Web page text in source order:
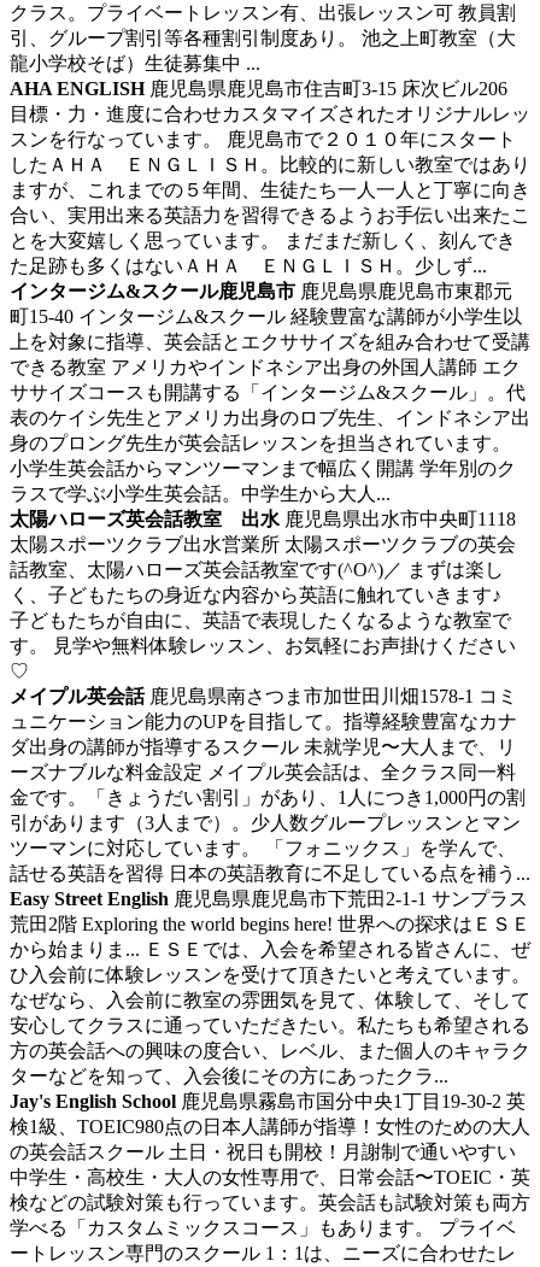
クラス。プライベートレッスン有、出張レッスン可 教員割
引、グループ割引等各種割引制度あり。 池之上町教室（大
龍小学校そば）生徒募集中 ...
AHA ENGLISH鹿児島県鹿児島市住吉町3-15 床次ビル206
目標・力・進度に合わせカスタマイズされたオリジナルレッ
スンを行なっています。
鹿児島市で２０１０年にスタート
したＡＨＡ ＥＮＧＬＩＳＨ。比較的に新しい教室ではあり
ますが、これまでの５年間、生徒たち一人一人と丁寧に向き
合い、実用出来る英語力を習得できるようお手伝い出来たこ
とを大変嬉しく思っています。 まだまだ新しく、刻んでき
た足跡も多くはないＡＨＡ ＥＮＧＬＩＳＨ。少しず...
インタージム&スクール鹿児島市 鹿児島県鹿児島市東郡元
町15-40 インタージム&スクール 経験豊富な講師が小学生以
上を対象に指導、英会話とエクササイズを組み合わせて受講
できる教室 アメリカやインドネシア出身の外国人講師 エク
ササイズコースも開講する「インタージム&スクール」。代
表のケイシ先生とアメリカ出身のロブ先生、インドネシア出
身のプロング先生が英会話レッスンを担当されています。
小学生英会話からマンツーマンまで幅広く開講 学年別のク
ラスで学ぶ小学生英会話。中学生から大人...
太陽ハローズ英会話教室 出水鹿児島県出水市中央町1118
太陽スポーツクラブ出水営業所 太陽スポーツクラブの英会
話教室、太陽ハローズ英会話教室です(^O^)／ まずは楽し
く、子どもたちの身近な内容から英語に触れていきます♪
子どもたちが自由に、英語で表現したくなるような教室で
す。 見学や無料体験レッスン、お気軽にお声掛けください
♡
メイプル英会話鹿児島県南さつま市加世田川畑1578-1 コミ
ュニケーション能力のUPを目指して。指導経験豊富なカナ
ダ出身の講師が指導するスクール 未就学児〜大人まで、リ
ーズナブルな料金設定 メイプル英会話は、全クラス同一料
金です。「きょうだい割引」があり、1人につき1,000円の割
引があります（3人まで）。少人数グループレッスンとマン
ツーマンに対応しています。 「フォニックス」を学んで、
話せる英語を習得 日本の英語教育に不足している点を補う...
Easy Street English 鹿児島県鹿児島市下荒田2-1-1 サンプラス
荒田2階 Exploring the world begins here! 世界への探求はＥＳＥ
から始まりま... ＥＳＥでは、入会を希望される皆さんに、ぜ
ひ入会前に体験レッスンを受けて頂きたいと考えています。
なぜなら、入会前に教室の雰囲気を見て、体験して、そして
安心してクラスに通っていただきたい。私たちも希望される
方の英会話への興味の度合い、レベル、また個人のキャラク
ターなどを知って、入会後にその方にあったクラ...
Jay's English School 鹿児島県霧島市国分中央1丁目19-30-2 英
検1級、TOEIC980点の日本人講師が指導！女性のための大人
の英会話スクール 土日・祝日も開校！月謝制で通いやすい
中学生・高校生・大人の女性専用で、日常会話〜TOEIC・英
検などの試験対策も行っています。英会話も試験対策も両方
学べる「カスタムミックスコース」もあります。 プライベ
ートレッスン専門のスクール 1：1は、ニーズに合わせたレ